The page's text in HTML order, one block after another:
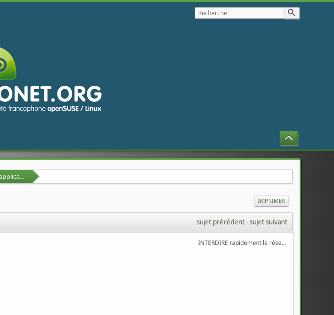
INTERDIRE rapidement le réseau à une application
IMPRIMER
sujet précédent - sujet suivant
INTERDIRE rapidement le réseau à une application